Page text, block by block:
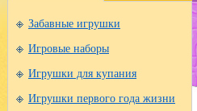
Забавные игрушки
Игровые наборы
Игрушки для купания
Игрушки первого года жизни